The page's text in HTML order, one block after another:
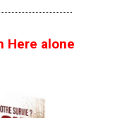
Here alone